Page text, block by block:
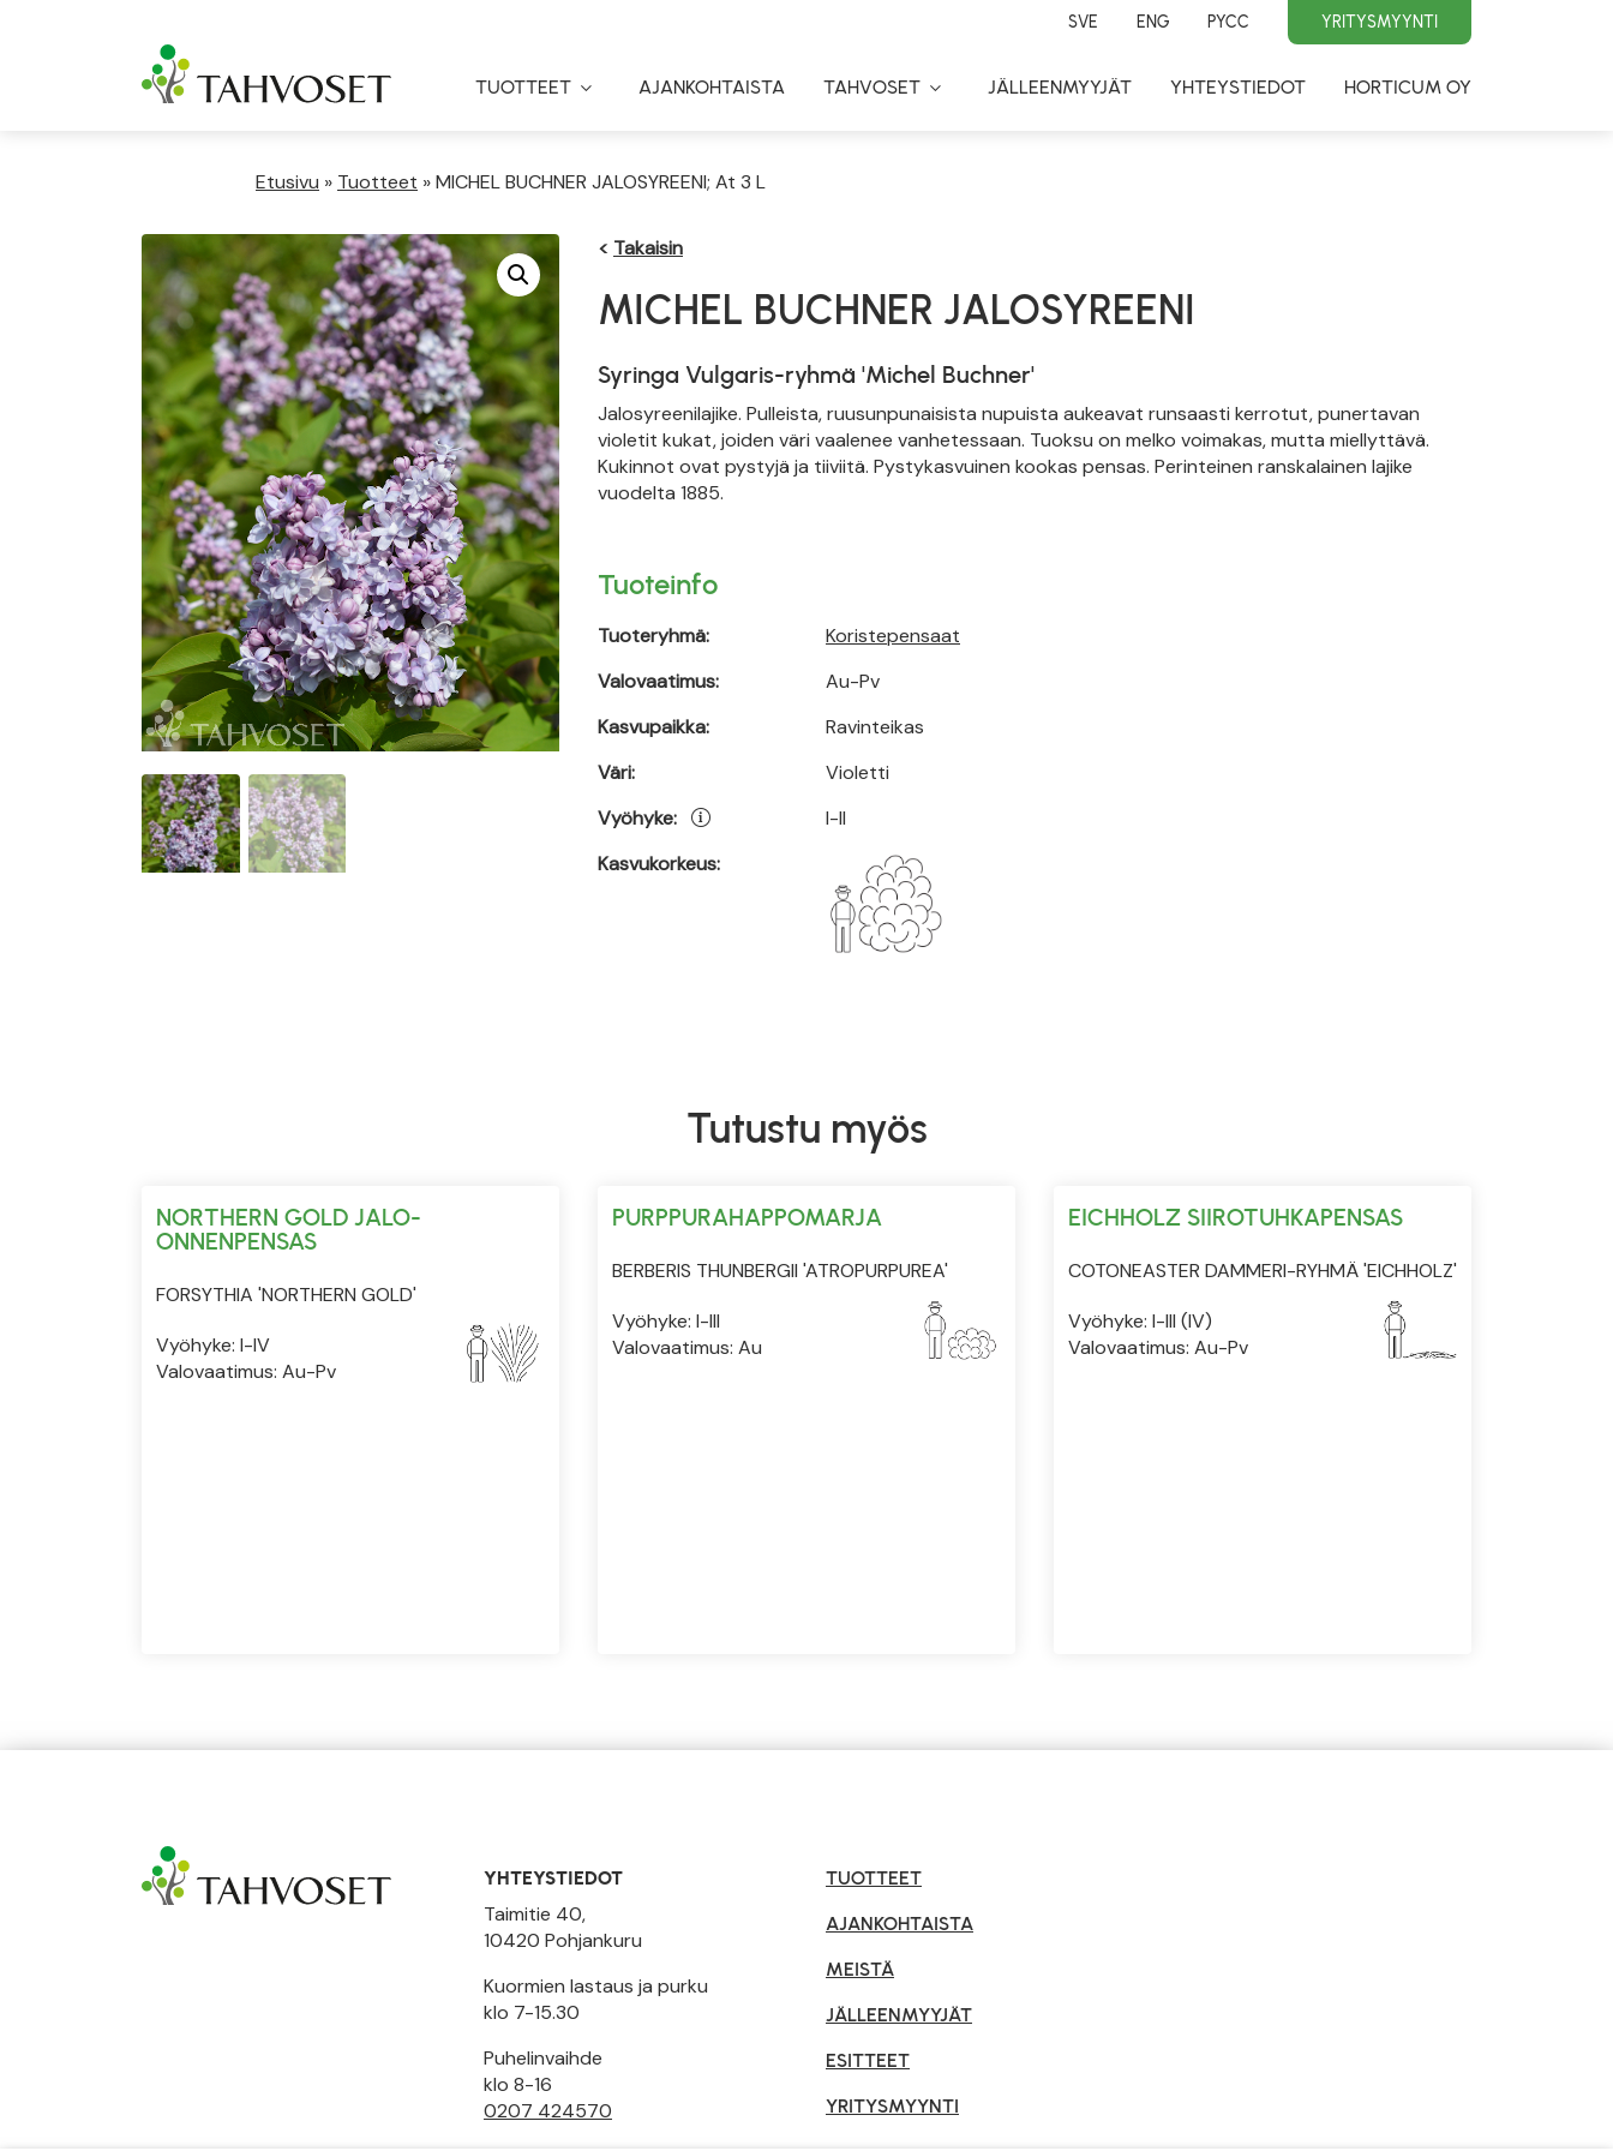
SVE ENG PYCC YRITYSMYYNTI
TUOTTEET
Toggle
AJANKOHTAISTA TAHVOSET
Toggle
JÄLLEENMYYJÄT YHTEYSTIEDOT HORTICUM OY
Etusivu » Tuotteet »MICHEL BUCHNER JALOSYREENI; At 3 L
< Takaisin
MICHEL BUCHNER JALOSYREENI
Syringa Vulgaris-ryhmä 'Michel Buchner'
Jalosyreenilajike. Pulleista, ruusunpunaisista nupuista aukeavat runsaasti kerrotut, punertavan
violetit kukat, joiden väri vaalenee vanhetessaan. Tuoksu on melko voimakas, mutta miellyttävä.
Kukinnot ovat pystyjä ja tiiviitä. Pystykasvuinen kookas pensas. Perinteinen ranskalainen lajike
vuodelta 1885.
Tuoteinfo
Tuoteryhmä:
Valovaatimus:
Kasvupaikka:
Väri:
Vyöhyke:
Kasvukorkeus:
Koristepensaat
Au-Pv
Ravinteikas
Violetti
I-II
Tutustu myös
NORTHERN GOLD JALO-
ONNENPENSAS
FORSYTHIA 'NORTHERN GOLD'
Vyöhyke: I-IV
Valovaatimus: Au-Pv
PURPPURAHAPPOMARJA
BERBERIS THUNBERGII 'ATROPURPUREA'
Vyöhyke: I-III
Valovaatimus: Au
EICHHOLZ SIIROTUHKAPENSAS
COTONEASTER DAMMERI-RYHMÄ 'EICHHOLZ'
Vyöhyke: I-III (IV)
Valovaatimus: Au-Pv
YHTEYSTIEDOT
Taimitie 40,
10420 Pohjankuru
Kuormien lastaus ja purku
klo 7-15.30
Puhelinvaihde
klo 8-16
0207 424570
TUOTTEET
AJANKOHTAISTA
MEISTÄ
JÄLLEENMYYJÄT
ESITTEET
YRITYSMYYNTI